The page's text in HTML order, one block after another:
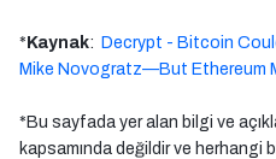
* Kaynak: Decrypt - Bitcoin
Mike Novogratz—But Ethereum
*Bu sayfada yer alan bilgi ve
kapsamında değildir ve herhangi